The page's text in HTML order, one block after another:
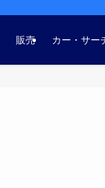
販売 カー・サー